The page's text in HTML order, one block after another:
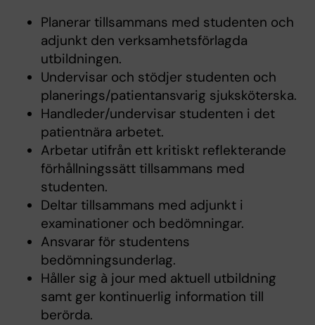
Planerar tillsammans med studenten och
adjunkt den verksamhetsförlagda
utbildningen.
Undervisar och stödjer studenten och
planerings/patientansvarig sjuksköterska.
Handleder/undervisar studenten i det
patientnära arbetet.
Arbetar utifrån ett kritiskt reflekterande
förhållningssätt tillsammans med
studenten.
Deltar tillsammans med adjunkt i
examinationer och bedömningar.
Ansvarar för studentens
bedömningsunderlag.
Håller sig à jour med aktuell utbildning
samt ger kontinuerlig information till
berörda.